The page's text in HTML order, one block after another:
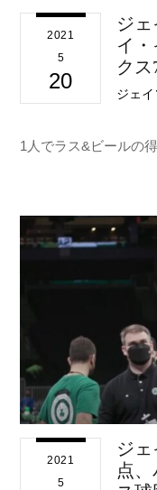
2021
5
20
ジ
イ
ク
ジェ
1人でラス&ビールの
2021
5
ジ
点